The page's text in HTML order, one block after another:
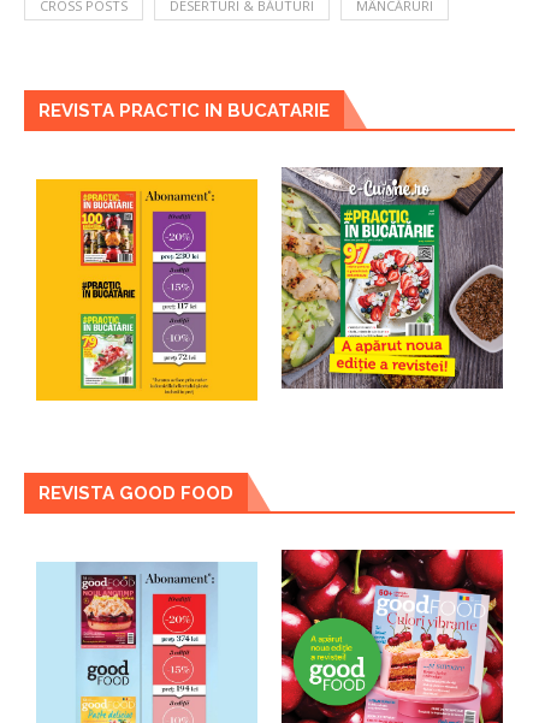
CROSS POSTS DESERTURI & BĂUTURI MÂNCĂRURI
REVISTA PRACTIC IN BUCATARIE
REVISTA GOOD FOOD